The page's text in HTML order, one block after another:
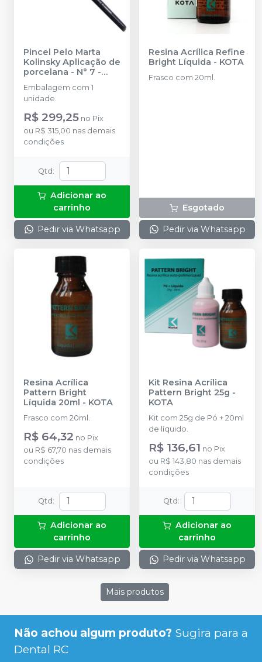
Pincel Pelo Marta
Kolinsky Aplicação de
porcelana - N° 7 -
KOTA
Embalagem com 1
unidade.
R$ 299,25 no Pix
ou R$ 315,00 nas demais
condições
Qtd :
Adicionar ao
carrinho
Pedir via Whatsapp
Resina Acrílica Refine
Bright Líquida - KOTA
Frasco com 20ml.
Esgotado
Pedir via Whatsapp
Resina Acrílica
Pattern Bright
Líquida 20ml - KOTA
Frasco com 20ml.
R$ 64,32 no Pix
ou R$ 67,70 nas demais
condições
Qtd :
Adicionar ao
carrinho
Pedir via Whatsapp
Kit Resina Acrílica
Pattern Bright 25g -
KOTA
Kit com 25g de Pó + 20ml
de líquido.
R$ 136,61 no Pix
ou R$ 143,80 nas demais
condições
Qtd :
Adicionar ao
carrinho
Pedir via Whatsapp
Mais produtos
Não achou algum produto? Sugira para a
Dental RC